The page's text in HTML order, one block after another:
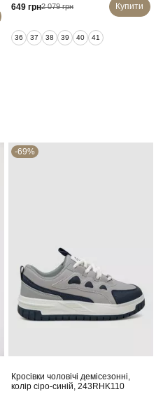
649 грн2 079 грн Купити
36 37 38 39 40 41
-69%
Кросівки чоловічі демісезонні,
колір сіро-синій, 243RHK110